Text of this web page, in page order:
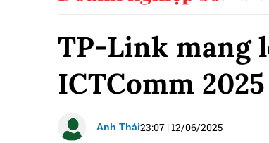
TP-Link mang
ICTComm 2025
Anh Thái23:07 |12/06/2025